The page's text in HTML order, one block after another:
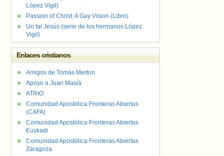
López Vigil)
Passion of Christ: A Gay Vision (Libro)
Un tal Jesús (serie de los hermanos López
Vigil)
Enlaces cristianos
Amigos de Tomás Merton
Apoyo a Juan Masiá
ATRIO
Comunidad Apostólica Fronteras Abiertas
(CAFA)
Comunidad Apostólica Fronteras Abiertas
Euskadi
Comunidad Apostólica Fronteras Abiertas
Zaragoza